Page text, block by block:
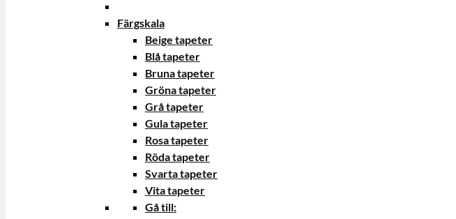
Färgskala
Beige tapeter
Blå tapeter
Bruna tapeter
Gröna tapeter
Grå tapeter
Gula tapeter
Rosa tapeter
Röda tapeter
Svarta tapeter
Vita tapeter
Gå till: